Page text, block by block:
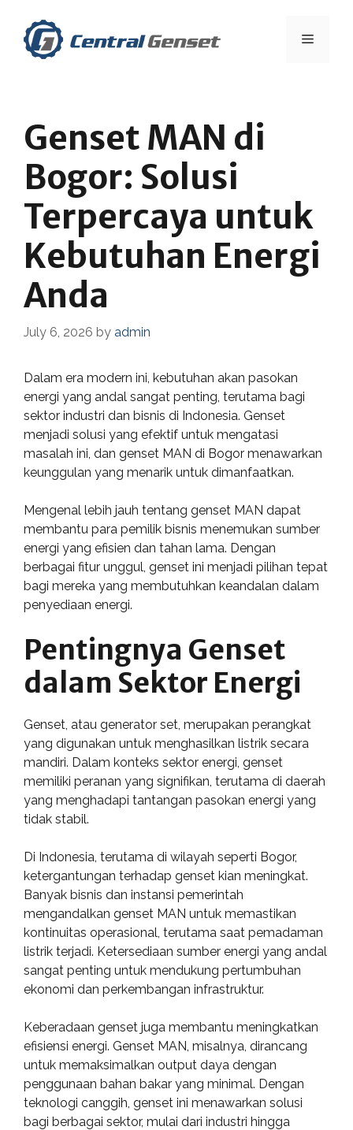
content
Menu
Genset MAN di
Bogor: Solusi
Terpercaya untuk
Kebutuhan Energi
Anda
July 6, 2026 by admin
Dalam era modern ini, kebutuhan akan pasokan
energi yang andal sangat penting, terutama bagi
sektor industri dan bisnis di Indonesia. Genset
menjadi solusi yang efektif untuk mengatasi
masalah ini, dan genset MAN di Bogor menawarkan
keunggulan yang menarik untuk dimanfaatkan.
Mengenal lebih jauh tentang genset MAN dapat
membantu para pemilik bisnis menemukan sumber
energi yang efisien dan tahan lama. Dengan
berbagai fitur unggul, genset ini menjadi pilihan tepat
bagi mereka yang membutuhkan keandalan dalam
penyediaan energi.
Pentingnya Genset
dalam Sektor Energi
Genset, atau generator set, merupakan perangkat
yang digunakan untuk menghasilkan listrik secara
mandiri. Dalam konteks sektor energi, genset
memiliki peranan yang signifikan, terutama di daerah
yang menghadapi tantangan pasokan energi yang
tidak stabil.
Di Indonesia, terutama di wilayah seperti Bogor,
ketergantungan terhadap genset kian meningkat.
Banyak bisnis dan instansi pemerintah
mengandalkan genset MAN untuk memastikan
kontinuitas operasional, terutama saat pemadaman
listrik terjadi. Ketersediaan sumber energi yang andal
sangat penting untuk mendukung pertumbuhan
ekonomi dan perkembangan infrastruktur.
Keberadaan genset juga membantu meningkatkan
efisiensi energi. Genset MAN, misalnya, dirancang
untuk memaksimalkan output daya dengan
penggunaan bahan bakar yang minimal. Dengan
teknologi canggih, genset ini menawarkan solusi
bagi berbagai sektor, mulai dari industri hingga